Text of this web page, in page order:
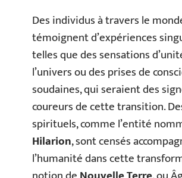
Des individus à travers le
témoignent d’expériences
telles que des sensations
l’univers ou des prises de
soudaines, qui seraient des
coureurs de cette transition.
spirituels, comme l’entité
Hilarion, sont censés
l’humanité dans cette